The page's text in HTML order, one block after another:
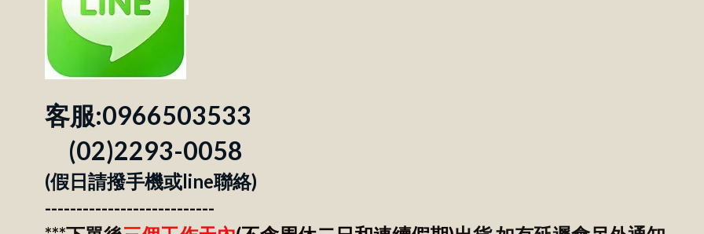
客服:0966503533
(02)2293-0058
(假日請撥手機或line聯絡)
---------------------------